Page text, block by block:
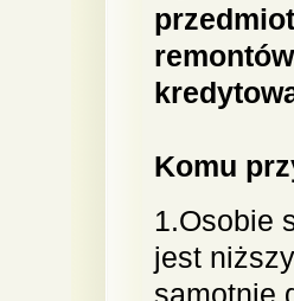
Komu
1.Osobie
jest
samotnie